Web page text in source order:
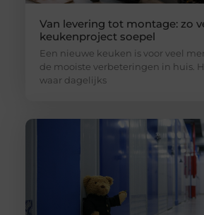
Van levering tot montage: zo
keukenproject soepel
Een nieuwe keuken is voor veel
de mooiste verbeteringen in huis.
waar dagelijks